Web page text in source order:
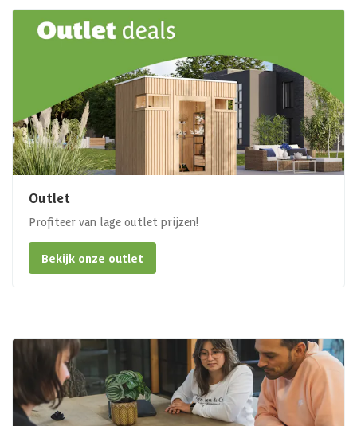
Outlet
Profiteer van lage outlet prijzen!
Bekijk onze outlet